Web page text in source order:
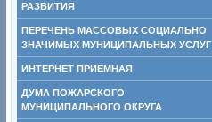
РАЗВИТИЯ
ПЕРЕЧЕНЬ МАССОВЫХ СОЦИАЛЬНО
ЗНАЧИМЫХ МУНИЦИПАЛЬНЫХ УСЛУГ
ИНТЕРНЕТ ПРИЕМНАЯ
ДУМА ПОЖАРСКОГО
МУНИЦИПАЛЬНОГО ОКРУГА